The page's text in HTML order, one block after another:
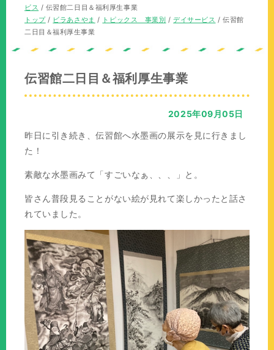
置：
位
置：
在
の
位
ビス / 伝習館二日目＆福利厚生事業
現
在
トップ/ ビラあさやま / トピックス 事業別 /デイサービス /伝習館
二日目＆福利厚生事業
伝習館二日目＆福利厚生事業
2025年09月05日
昨日に引き続き、伝習館へ水墨画の展示を見に行きまし
た！
素敵な水墨画みて「すごいなぁ、、、」と。
皆さん普段見ることがない絵が見れて楽しかったと話さ
れていました。